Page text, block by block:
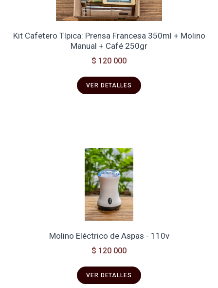
Kit Cafetero Típica: Prensa Francesa 350ml + Molino
Manual + Café 250gr
$ 120 000
VER DETALLES
Molino Eléctrico de Aspas - 110v
$ 120 000
VER DETALLES